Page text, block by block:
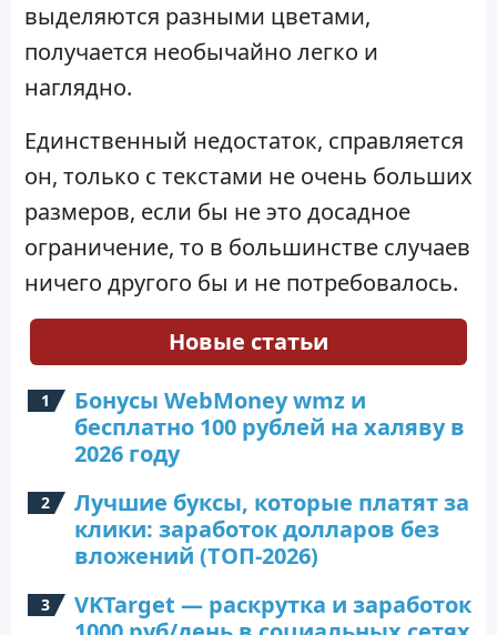
выделяются разными цветами,
получается необычайно легко и
наглядно.
Единственный недостаток, справляется
он, только с текстами не очень больших
размеров, если бы не это досадное
ограничение, то в большинстве случаев
ничего другого бы и не потребовалось.
Новые статьи
Бонусы WebMoney wmz и
бесплатно 100 рублей на халяву в
2026 году
Лучшие буксы, которые платят за
клики: заработок долларов без
вложений (ТОП-2026)
VKTarget — раскрутка и заработок